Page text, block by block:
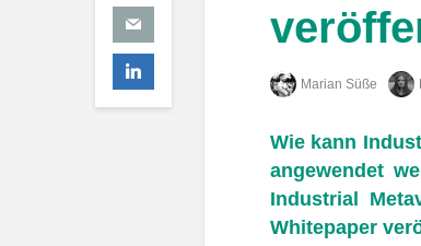
Marian Süße
Wie kann
angewendet
Industrial
Whitepaper